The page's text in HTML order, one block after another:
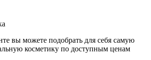
вы можете подобрать для себя самую
косметику по доступным ценам